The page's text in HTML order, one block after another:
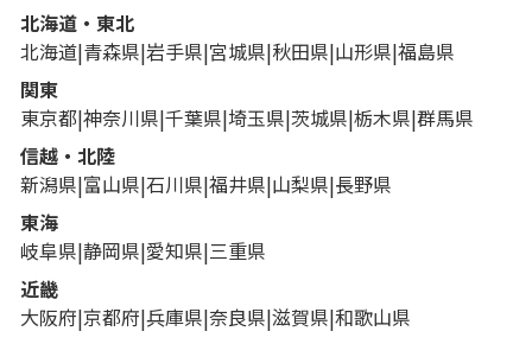
北海道・東北
北海道 青森県 岩手県 宮城県 秋田県 山形県 福島県
関東
東京都 神奈川県 千葉県 埼玉県 茨城県 栃木県 群馬県
信越・北陸
新潟県 富山県 石川県 福井県 山梨県 長野県
東海
岐阜県 静岡県 愛知県 三重県
近畿
大阪府 京都府 兵庫県 奈良県 滋賀県 和歌山県